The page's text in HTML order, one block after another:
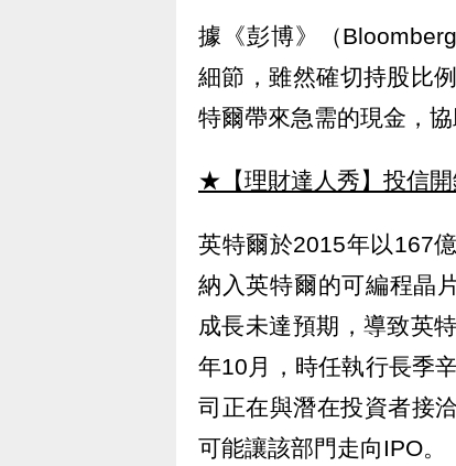
據《彭博》（
細節，雖然確切持股比
特爾帶來急需的現金，
★【理財達人秀】投信
英特爾於2015年以167
納入英特爾的可編程晶
成長未達預期，導致英
年10月，時任執行長季
司正在與潛在投資者接
可能讓該部門走向IPO。